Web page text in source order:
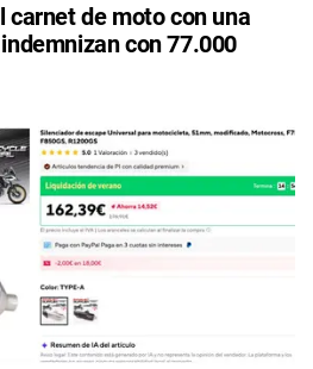
carnet de moto con una
con 77.000